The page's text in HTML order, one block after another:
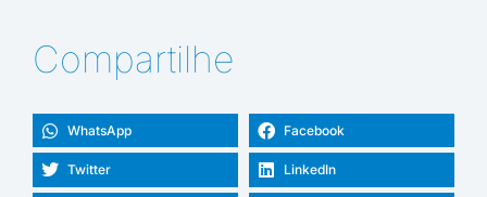
Compartilhe
WhatsApp Facebook
Twitter LinkedIn